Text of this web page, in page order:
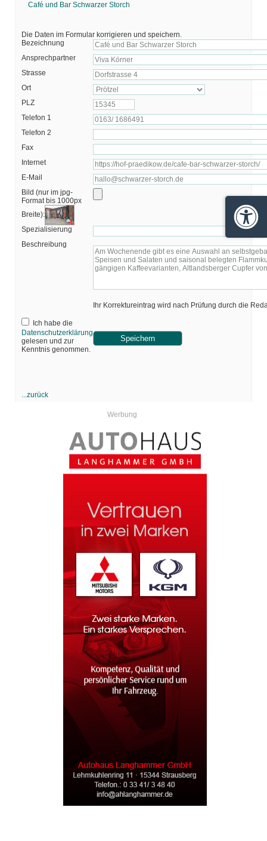
Café und Bar Schwarzer Storch
Die Daten im Formular korrigieren und speichern.
Bezeichnung
Ansprechpartner
Strasse
Ort
PLZ
Telefon 1
Telefon 2
Fax
Internet
E-Mail
Bild (nur im jpg-
Format bis 1000px
Breite):
Spezialisierung
Beschreibung
Ihr Korrektureintrag wird nach Prüfung durch die
Ich habe die
Datenschutzerklärung
gelesen und zur
Kenntnis genommen.
...zurück
Werbung